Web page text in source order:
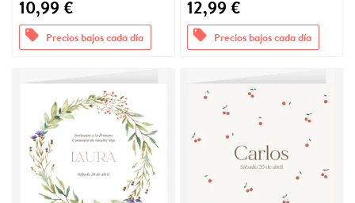
10,99 €
offers Precios bajos cada día
12,99 €
offers Precios bajos cada día